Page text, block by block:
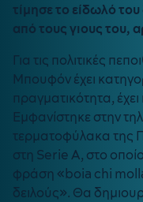
τίμησε το είδωλό
από τους γιους του,
Για τις πολιτικές
Μπουφόν έχει
πραγματικότητα,
Εμφανίστηκε στην
τερματοφύλακα της
στη Serie A, στο
φράση «boia chi
δειλούς». Θα